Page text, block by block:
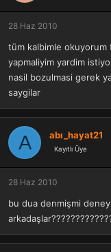
28 Haz 2010
tüm kalbimle
yapmaliyim yardim
nasil bozulmasi gerek
saygilar
A abı_hayat21
Kayıtlı Üye
28 Haz 2010
bu dua denmişmi